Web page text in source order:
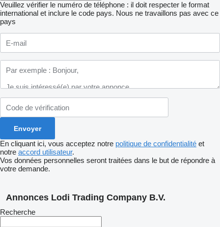
Veuillez vérifier le numéro de téléphone : il doit respecter le format
international et inclure le code pays. Nous ne travaillons pas avec ce
pays
En cliquant ici, vous acceptez notre politique de confidentialité et
notre accord utilisateur.
Vos données personnelles seront traitées dans le but de répondre à
votre demande.
Annonces Lodi Trading Company B.V.
Recherche